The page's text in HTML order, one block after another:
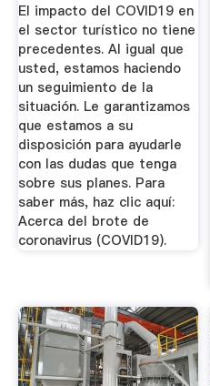
El impacto del COVID19 en
el sector turístico no tiene
precedentes. Al igual que
usted, estamos haciendo
un seguimiento de la
situación. Le garantizamos
que estamos a su
disposición para ayudarle
con las dudas que tenga
sobre sus planes. Para
saber más, haz clic aquí:
Acerca del brote de
coronavirus (COVID19).